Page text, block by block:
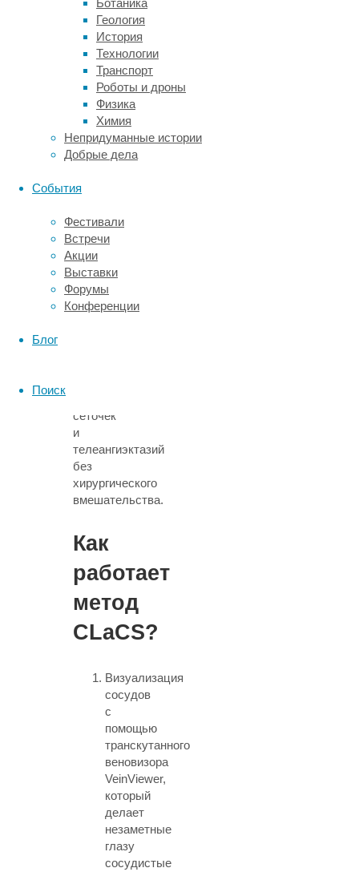
Ботаника
Геология
История
Технологии
Транспорт
Роботы и дроны
Физика
Химия
Непридуманные истории
Добрые дела
События
Фестивали
Встречи
Акции
Выставки
Форумы
Конференции
Блог
Поиск
методика,
объединяющая
лазерное
воздействие,
охлаждение
кожи
инъекционную
склеротерапию
для
сосудистых
нижних
конечностей.
Этот
метод
позволяет
избавиться
сеточек
и
телеангиэктазий
без
хирургического
вмешательства.
Как
работает
метод
CLaCS?
Визуализация
сосудов
с
помощью
транскутанного
веновизора
VeinViewer,
который
делает
незаметные
глазу
сосудистые